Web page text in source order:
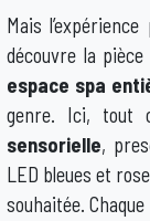
Mais
découvre la
espace spa
genre. Ici, tout
sensorielle,
LED bleues et
souhaitée.